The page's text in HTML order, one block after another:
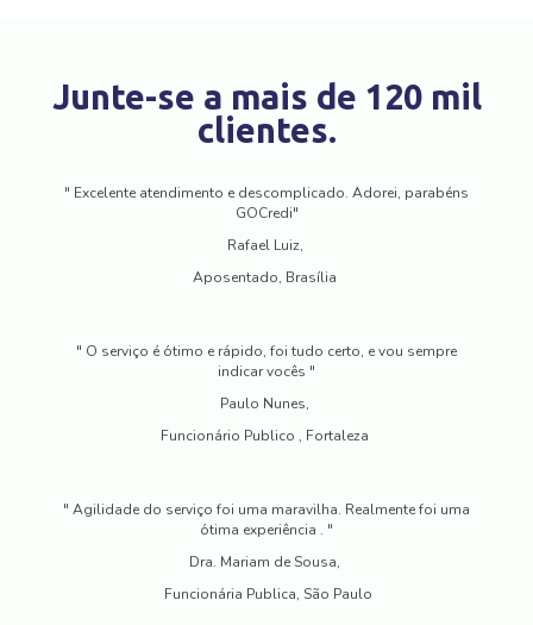
Junte-se a mais de 120 mil
clientes.
" Excelente atendimento e descomplicado. Adorei, parabéns
GOCredi"
Rafael Luiz,
Aposentado, Brasília
" O serviço é ótimo e rápido, foi tudo certo, e vou sempre
indicar vocês "
Paulo Nunes,
Funcionário Publico , Fortaleza
" Agilidade do serviço foi uma maravilha. Realmente foi uma
ótima experiência . "
Dra. Mariam de Sousa,
Funcionária Publica, São Paulo